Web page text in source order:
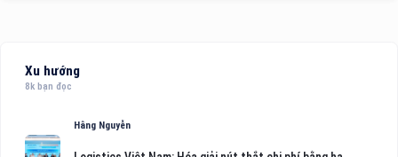
Xu hướng
8k bạn đọc
Hằng Nguyễn